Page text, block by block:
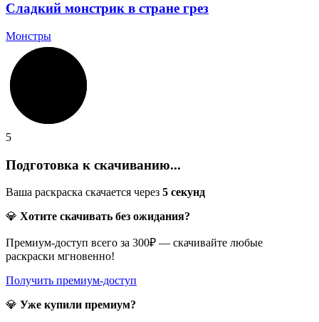
Сладкий монстрик в стране грез
Монстры
5
Подготовка к скачиванию...
Ваша раскраска скачается через 5 секунд
💎 Хотите скачивать без ожидания?
Премиум-доступ всего за 300₽ — скачивайте любые
раскраски мгновенно!
Получить премиум-доступ
💎 Уже купили премиум?